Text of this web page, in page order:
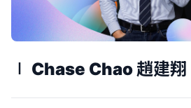
∣ Chase Chao 趙建翔